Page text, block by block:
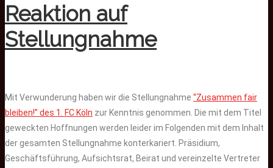
Reaktion auf
Stellungnahme
Mit Verwunderung haben wir die Stellungnahme “Zusammen fair
bleiben!” des 1. FC Köln zur Kenntnis genommen. Die mit dem Titel
geweckten Hoffnungen werden leider im Folgenden mit dem Inhalt
der gesamten Stellungnahme konterkariert. Präsidium,
Geschäftsführung, Aufsichtsrat, Beirat und vereinzelte Vertreter